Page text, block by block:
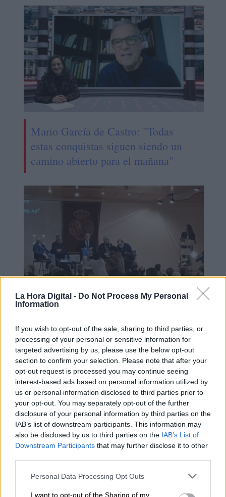
La Hora Digital - Do Not Process My Personal
Information
If you wish to opt-out of the sale, sharing to third parties, or
processing of your personal or sensitive information for
targeted advertising by us, please use the below opt-out
section to confirm your selection. Please note that after your
opt-out request is processed you may continue seeing
interest-based ads based on personal information utilized by
us or personal information disclosed to third parties prior to
your opt-out. You may separately opt-out of the further
disclosure of your personal information by third parties on the
IAB’s list of downstream participants. This information may
also be disclosed by us to third parties on the IAB’s List of
Downstream Participants that may further disclose it to other
Personal Data Processing Opt Outs
I want to opt-out of the Sharing of my
Mario García de Castro: "Todas
estas conquistas siguen siendo un
camino abierto para el mañana"
Esperamos que Pedro Sánchez
recupere el sentido de sus palabras
España y Alemania coinciden en la
necesidad urgente de reformar el